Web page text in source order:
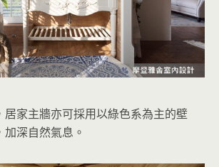
居家主牆亦可採用以綠色系為主的壁
深自然氣息。